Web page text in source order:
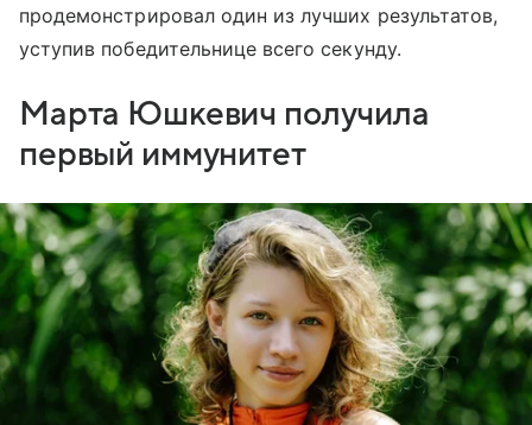
продемонстрировал один из лучших результатов,
уступив победительнице всего секунду.
Марта Юшкевич получила
первый иммунитет